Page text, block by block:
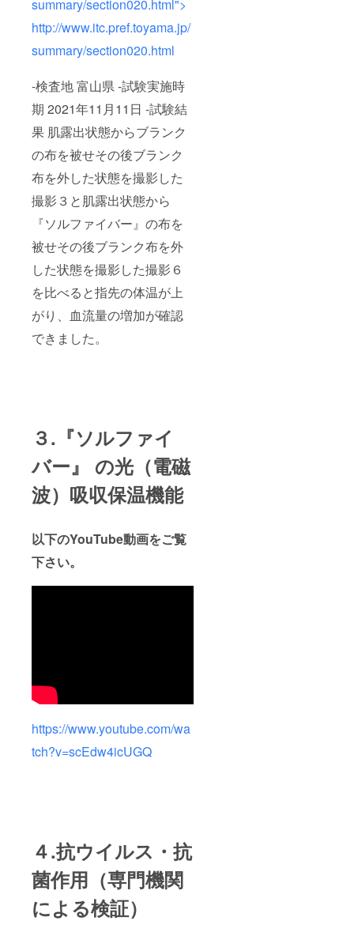
summary/section020.html">
http://www.itc.pref.toyama.jp/
summary/section020.html
-検査地 富山県 -試験実施時
期 2021年11月11日 -試験結
果 肌露出状態からブランク
の布を被せその後ブランク
布を外した状態を撮影した
撮影３と肌露出状態から
『ソルファイバー』の布を
被せその後ブランク布を外
した状態を撮影した撮影６
を比べると指先の体温が上
がり、血流量の増加が確認
できました。
３.『ソルファイ
バー』 の光（電磁
波）吸収保温機能
以下のYouTube動画をご覧
下さい。
https://www.youtube.com/wa
tch?v=scEdw4icUGQ
４.抗ウイルス・抗
菌作用（専門機関
による検証）